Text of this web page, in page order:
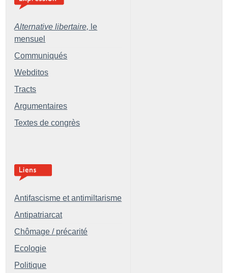
Alternative libertaire, le
mensuel
Communiqués
Webditos
Tracts
Argumentaires
Textes de congrès
Antifascisme et antimiltarisme
Antipatriarcat
Chômage / précarité
Ecologie
Politique